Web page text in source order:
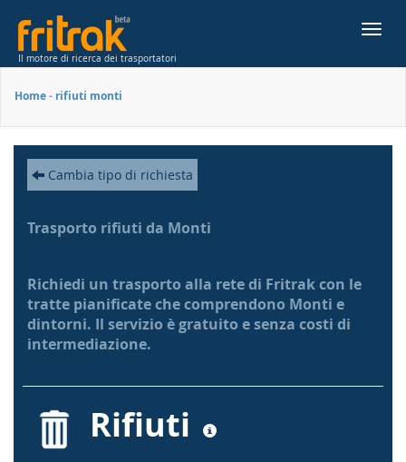
Il motore di ricerca dei trasportatori
Home- rifiuti monti
Cambia tipo di richiesta
Trasporto rifiuti da Monti
Richiedi un trasporto alla rete di Fritrak con le
tratte pianificate che comprendono Monti e
dintorni. Il servizio è gratuito e senza costi di
intermediazione.
Rifiuti